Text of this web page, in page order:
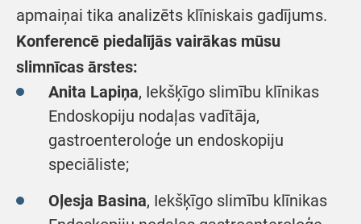
apmaiņai tika analizēts klīniskais gadījums.
Konferencē piedalījās vairākas mūsu
slimnīcas ārstes:
Anita Lapiņa, Iekšķīgo slimību klīnikas
Endoskopiju nodaļas vadītāja,
gastroenteroloģe un endoskopiju
speciāliste;
Oļesja Basina, Iekšķīgo slimību klīnikas